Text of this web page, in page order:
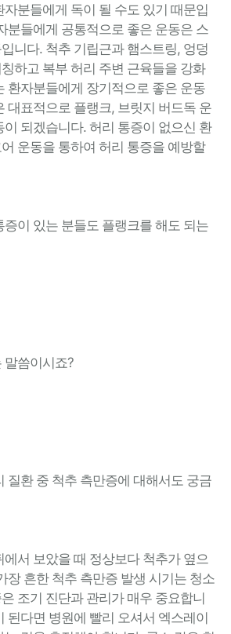
분들에게 독이 될 수도 있기 때문입
분들에게 공통적으로 좋은 운동은 스
니다. 척추 기립근과 햄스트링, 엉덩
하고 복부 허리 주변 근육들을 강화
환자분들에게 장기적으로 좋은 운동
대표적으로 플랭크, 브릿지 버드독 운
이 되겠습니다. 허리 통증이 없으신 환
운동을 통하여 허리 통증을 예방할
증이 있는 분들도 플랭크를 해도 되는
말씀이시죠?
질환 중 척추 측만증에 대해서도 궁금
서 보았을 때 정상보다 척추가 옆으
장 흔한 척추 측만증 발생 시기는 청소
조기 진단과 관리가 매우 중요합니
된다면 병원에 빨리 오셔서 엑스레이